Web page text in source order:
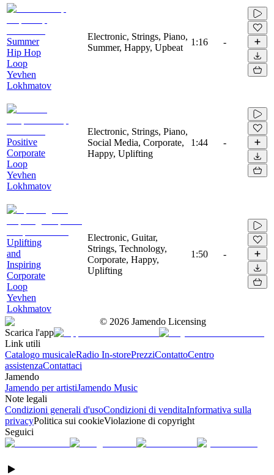
Summer
Hip Hop
Loop
Yevhen
Lokhmatov
Electronic, Strings, Piano,
Summer, Happy, Upbeat
1:16 -
Positive
Corporate
Loop
Yevhen
Lokhmatov
Electronic, Strings, Piano,
Social Media, Corporate,
Happy, Uplifting
1:44 -
Uplifting
and
Inspiring
Corporate
Loop
Yevhen
Lokhmatov
Electronic, Guitar,
Strings, Technology,
Corporate, Happy,
Uplifting
1:50 -
© 2026 Jamendo Licensing
Scarica l'app
Link utili
Catalogo musicaleRadio In-storePrezziContattoCentro
assistenzaContattaci
Jamendo
Jamendo per artistiJamendo Music
Note legali
Condizioni generali d'usoCondizioni di venditaInformativa sulla
privacyPolitica sui cookieViolazione di copyright
Seguici